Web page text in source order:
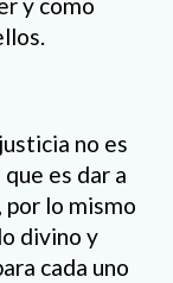
no es
es dar a
por lo mismo
divino y
cada uno